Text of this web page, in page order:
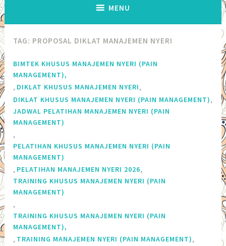
MENU
TAG: PROPOSAL DIKLAT MANAJEMEN NYERI
BIMTEK KHUSUS MANAJEMEN NYERI (PAIN
MANAGEMENT),
DIKLAT KHUSUS MANAJEMEN NYERI
DIKLAT KHUSUS MANAJEMEN NYERI (PAIN MANAGEMENT)
JADWAL PELATIHAN MANAJEMEN NYERI (PAIN
MANAGEMENT)
PELATIHAN KHUSUS MANAJEMEN NYERI (PAIN
MANAGEMENT)
PELATIHAN MANAJEMEN NYERI 2026
TRAINING KHUSUS MANAJEMEN NYERI (PAIN
MANAGEMENT)
TRAINING KHUSUS MANAJEMEN NYERI (PAIN
MANAGEMENT),
TRAINING MANAJEMEN NYERI (PAIN MANAGEMENT)